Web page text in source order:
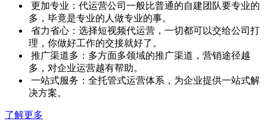
更加专业：代运营公司一般比普通的自建团队要专业的
多，毕竟是专业的人做专业的事。
省力省心：选择短视频代运营，一切都可以交给公司打
理，你做好工作的交接就好了。
推广渠道多：多方面多领域的推广渠道，营销途径越
多，对企业运营越有帮助。
一站式服务：全托管式运营体系，为企业提供一站式解
决方案。
了解更多